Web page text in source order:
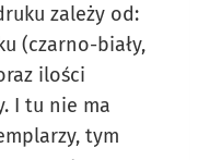
zależy od:
(czarno-biały,
ilości
I tu nie ma
tym